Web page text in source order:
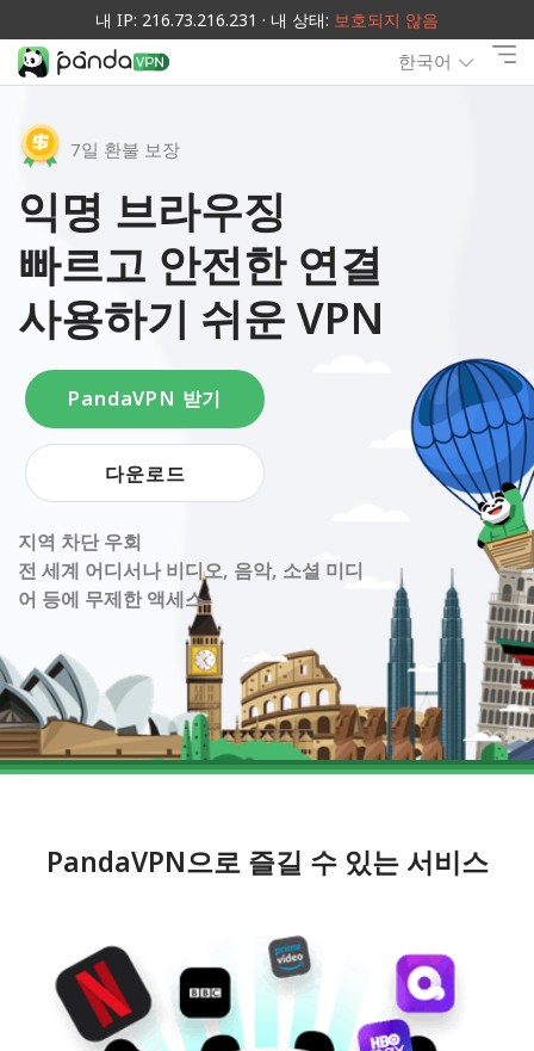
내 IP: 216.73.216.231 · 내 상태: 보호되지 않음
한국어
7일 환불 보장
익명 브라우징
빠르고 안전한 연결
사용하기 쉬운 VPN
PandaVPN 받기
다운로드
지역 차단 우회
전 세계 어디서나 비디오, 음악, 소셜 미디
어 등에 무제한 액세스
PandaVPN으로 즐길 수 있는 서비스